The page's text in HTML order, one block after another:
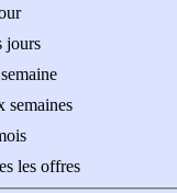
de l'offre
jours
semaines
les offres